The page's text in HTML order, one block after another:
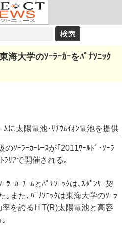
海大学のｿｰﾗｰｶｰをﾊﾟﾅｿﾆｯｸ
ﾑに太陽電池･ﾘﾁｳﾑｲｵﾝ電池を提供
ｿｰﾗｰｶｰﾚｰｽが｢2011ﾜｰﾙﾄﾞ･ｿｰﾗ
ﾗﾘｱで開催される｡
ｰｶｰﾁｰﾑとﾊﾟﾅｿﾆｯｸは､ｽﾎﾟﾝｻｰ契
｡また､ﾊﾟﾅｿﾆｯｸは東海大学のｿｰﾗ
を誇るHIT(R)太陽電池と高容